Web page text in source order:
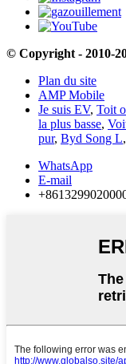
© Copyright - 2010-
Plan du site
AMP Mobile
Je suis EV, Toit
la plus basse,
pur, Byd Song L,
WhatsApp
E-mail